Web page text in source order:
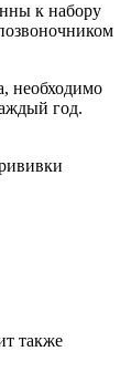
к набору
необходимо
год.
также